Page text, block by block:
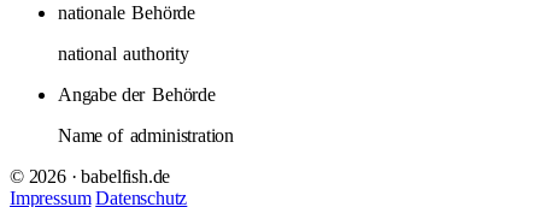
nationale Behörde
national authority
Angabe der Behörde
Name of administration
© 2026 · babelfish.de
Impressum Datenschutz